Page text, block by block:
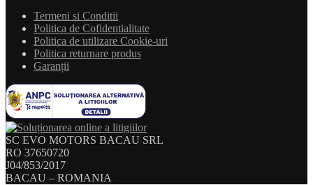
Termeni si Conditii
Politica de Cofidentialitate
Politica de utilizare Cookie-uri
Politica returnare produs
Garanții
SC EVO MOTORS BACAU SRL
RO 37650720
J04/853/2017
BACAU – ROMANIA